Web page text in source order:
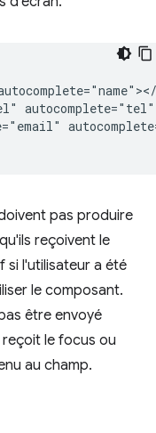
pas produire
reçoivent le
si l'utilisateur a été
le composant.
être envoyé
le focus ou
au champ.